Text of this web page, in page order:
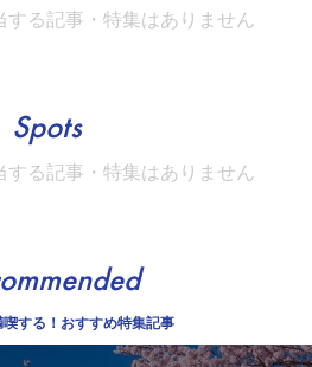
する記事・特集はありません
Spots
する記事・特集はありません
する！おすすめ特集記事